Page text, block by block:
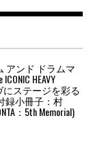
アンド ドラムマ
HEAVY
にステージを彩る
録小冊子：村
：5th Memorial)